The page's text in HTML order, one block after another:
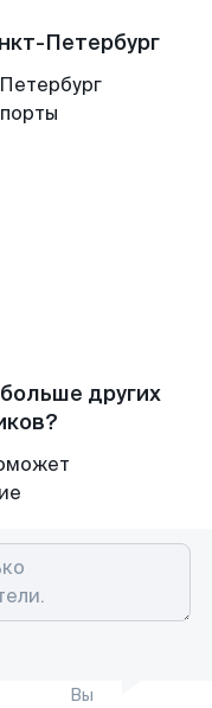
Петербург
других
Вы